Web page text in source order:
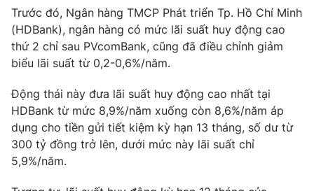
Emagazine Podcast
Photo Infographic
Video Shorts video
VTV Money VTV Thể thao
Trước đó, Ngân hàng TMCP Phát triển Tp. Hồ Chí Minh
(HDBank), ngân hàng có mức lãi suất huy động cao
thứ 2 chỉ sau PVcomBank, cũng đã điều chỉnh giảm
biểu lãi suất từ 0,2-0,6%/năm.
Động thái này đưa lãi suất huy động cao nhất tại
HDBank từ mức 8,9%/năm xuống còn 8,6%/năm áp
dụng cho tiền gửi tiết kiệm kỳ hạn 13 tháng, số dư từ
300 tỷ đồng trở lên, dưới mức này lãi suất chỉ
5,9%/năm.